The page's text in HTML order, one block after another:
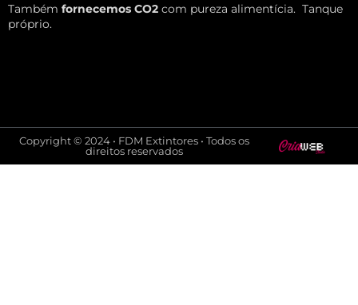
Também fornecemos CO2 com pureza alimentícia. Tanque
próprio.
Copyright © 2024 • FDM Extintores • Todos os
direitos reservados